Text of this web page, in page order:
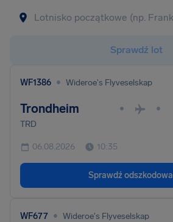
Sprawdź lot
WF1386 • Wideroe's Flyveselskap
Trondheim • •
TRD
06.08.2026 10:35
Sprawdź
WF677 • Wideroe's Flyveselskap